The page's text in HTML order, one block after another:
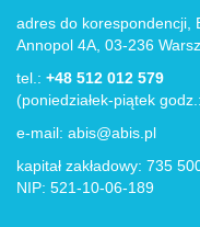
adres do korespondencji,
Annopol 4A, 03-236
tel.: +48 512 012 579
(poniedziałek-piątek
e-mail: abis@abis.pl
kapitał zakładowy: 735
NIP: 521-10-06-189